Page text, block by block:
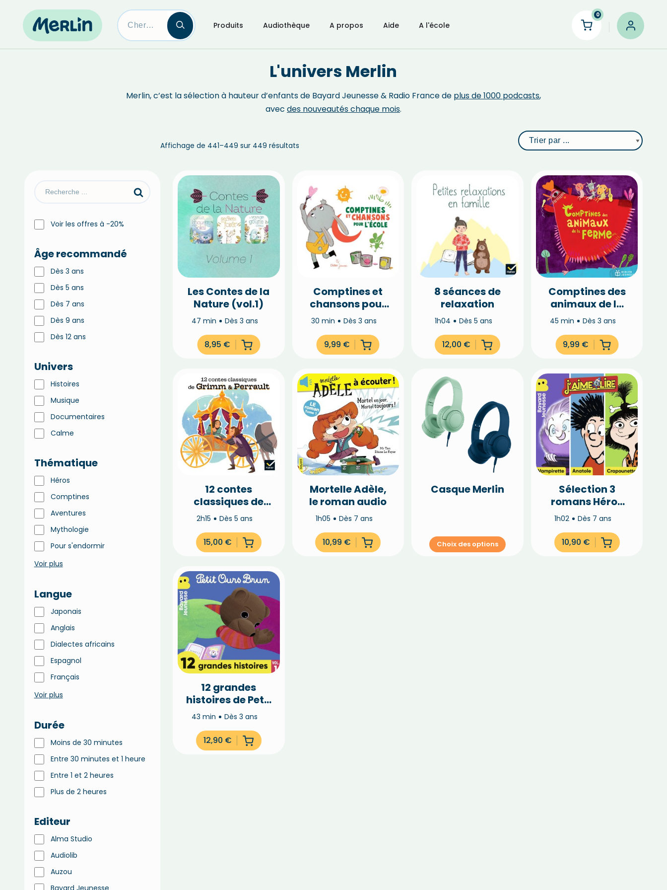
Skip
Produits Audiothèque A propos Aide A l'école
0
L'univers Merlin
Merlin, c’est la sélection à hauteur d’enfants de Bayard Jeunesse & Radio France de plus de 1000 podcasts,
avec des nouveautés chaque mois.
Affichage de 441–449 sur 449 résultats
Voir les offres à -20%
Âge recommandé
Dès 3 ans
Dès 5 ans
Dès 7 ans
Dès 9 ans
Dès 12 ans
Univers
Histoires
Musique
Documentaires
Calme
Thématique
Héros
Comptines
Aventures
Mythologie
Pour s'endormir
Voir plus
Langue
Japonais
Anglais
Dialectes africains
Espagnol
Français
Voir plus
Durée
Moins de 30 minutes
Entre 30 minutes et 1 heure
Entre 1 et 2 heures
Plus de 2 heures
Editeur
Alma Studio
Audiolib
Auzou
Bayard Jeunesse
Les Contes de la
Nature (vol.1)
47 min Dès 3 ans
8,95 €
Comptines et
chansons pour
l’école
30 min Dès 3 ans
9,99 €
8 séances de
relaxation
1h04 Dès 5 ans
12,00 €
Comptines des
animaux de la
ferme
45 min Dès 3 ans
9,99 €
12 contes
classiques de
Grimm et
2h15 Dès 5 ans
15,00 €
Mortelle Adèle,
le roman audio
1h05 Dès 7 ans
10,99 €
Casque Merlin
Choix des options
Sélection 3
romans Héros
J’aime Lire
1h02 Dès 7 ans
10,90 €
12 grandes
histoires de Petit
Ours Brun (vol.
43 min Dès 3 ans
12,90 €